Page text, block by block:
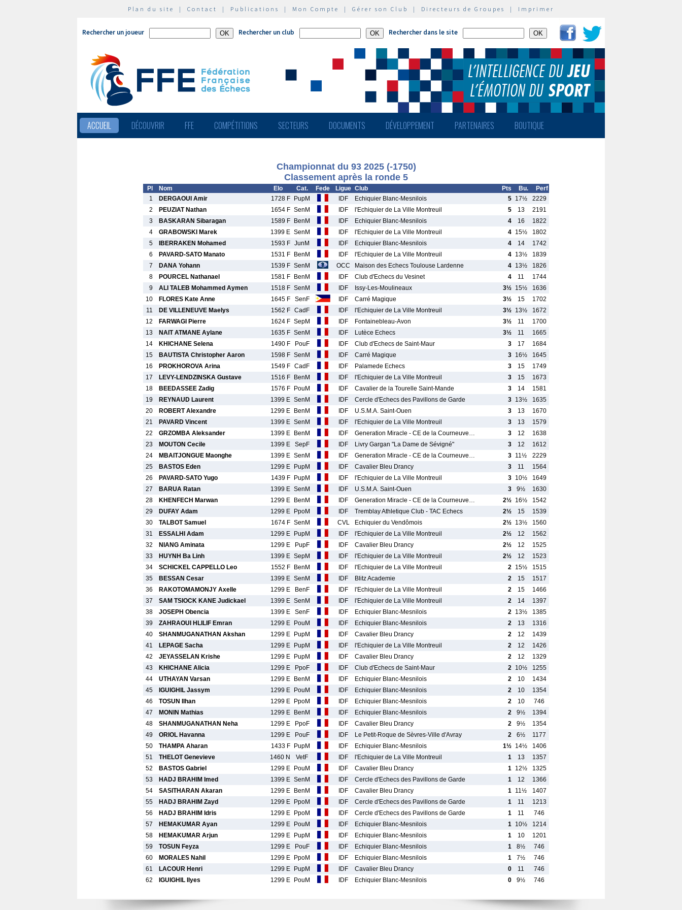
Plan du site | Contact | Publications | Mon Compte | Gérer son Club | Directeurs de Groupes | Imprimer
Rechercher un joueur Rechercher un club Rechercher dans le site
ACCUEIL DÉCOUVRIR FFE COMPÉTITIONS SECTEURS DOCUMENTS DÉVELOPPEMENT PARTENAIRES BOUTIQUE
Championnat du 93 2025 (-1750)
Classement après la ronde 5
Pl Nom Elo Cat. Fede Ligue Club Pts Bu.
Perf
1
DERGAOUI Amir 1728 F PupM IDF Echiquier Blanc-Mesnilois 5 17½
2229
2
PEUZIAT Nathan 1654 F SenM IDF l'Echiquier de La Ville Montreuil 5 13
2191
3
BASKARAN Sibaragan 1589 F BenM IDF Echiquier Blanc-Mesnilois 4 16
1822
4
GRABOWSKI Marek 1399 E SenM IDF l'Echiquier de La Ville Montreuil 4 15½
1802
5
IBERRAKEN Mohamed 1593 F JunM IDF Echiquier Blanc-Mesnilois 4 14
1742
6
PAVARD-SATO Manato 1531 F BenM IDF l'Echiquier de La Ville Montreuil 4 13½
1839
7
DANA Yohann 1539 F SenM OCC Maison des Echecs Toulouse Lardenne 4 13½
1826
8
POURCEL Nathanael 1581 F BenM IDF Club d'Echecs du Vesinet 4 11
1744
9
ALI TALEB Mohammed Aymen 1518 F SenM IDF Issy-Les-Moulineaux 3½ 15½
1636
10
FLORES Kate Anne 1645 F SenF IDF Carré Magique 3½ 15
1702
11
DE VILLENEUVE Maelys 1562 F CadF IDF l'Echiquier de La Ville Montreuil 3½ 13½
1672
12
FARWAGI Pierre 1624 F SepM IDF Fontainebleau-Avon 3½ 11
1700
13
NAIT ATMANE Aylane 1635 F SenM IDF Lutèce Echecs 3½ 11
1665
14
KHICHANE Selena 1490 F PouF IDF Club d'Echecs de Saint-Maur 3 17
1684
15
BAUTISTA Christopher Aaron 1598 F SenM IDF Carré Magique 3 16½
1645
16
PROKHOROVA Arina 1549 F CadF IDF Palamede Echecs 3 15
1749
17
LEVY-LENDZINSKA Gustave 1516 F BenM IDF l'Echiquier de La Ville Montreuil 3 15
1673
18
BEEDASSEE Zadig 1576 F PouM IDF Cavalier de la Tourelle Saint-Mande 3 14
1581
19
REYNAUD Laurent 1399 E SenM IDF Cercle d'Echecs des Pavillons de Garde 3 13½
1635
20
ROBERT Alexandre 1299 E BenM IDF U.S.M.A. Saint-Ouen 3 13
1670
21
PAVARD Vincent 1399 E SenM IDF l'Echiquier de La Ville Montreuil 3 13
1579
22
GRZOMBA Aleksander 1399 E BenM IDF Generation Miracle - CE de la Courneuve… 3 12
1638
23
MOUTON Cecile 1399 E SepF IDF Livry Gargan "La Dame de Sévigné" 3 12
1612
24
MBAITJONGUE Maonghe 1399 E SenM IDF Generation Miracle - CE de la Courneuve… 3 11½
2229
25
BASTOS Eden 1299 E PupM IDF Cavalier Bleu Drancy 3 11
1564
26
PAVARD-SATO Yugo 1439 F PupM IDF l'Echiquier de La Ville Montreuil 3 10½
1649
27
BARUA Ratan 1399 E SenM IDF U.S.M.A. Saint-Ouen 3 9½
1630
28
KHENFECH Marwan 1299 E BenM IDF Generation Miracle - CE de la Courneuve… 2½ 16½
1542
29
DUFAY Adam 1299 E PpoM IDF Tremblay Athletique Club - TAC Echecs 2½ 15
1539
30
TALBOT Samuel 1674 F SenM CVL Echiquier du Vendômois 2½ 13½
1560
31
ESSALHI Adam 1299 E PupM IDF l'Echiquier de La Ville Montreuil 2½ 12
1562
32
NIANG Aminata 1299 E PupF IDF Cavalier Bleu Drancy 2½ 12
1525
33
HUYNH Ba Linh 1399 E SepM IDF l'Echiquier de La Ville Montreuil 2½ 12
1523
34
SCHICKEL CAPPELLO Leo 1552 F BenM IDF l'Echiquier de La Ville Montreuil 2 15½
1515
35
BESSAN Cesar 1399 E SenM IDF Blitz Academie 2 15
1517
36
RAKOTOMAMONJY Axelle 1299 E BenF IDF l'Echiquier de La Ville Montreuil 2 15
1466
37
SAM TSIOCK KANE Judickael 1399 E SenM IDF l'Echiquier de La Ville Montreuil 2 14
1397
38
JOSEPH Obencia 1399 E SenF IDF Echiquier Blanc-Mesnilois 2 13½
1385
39
ZAHRAOUI HLILIF Emran 1299 E PouM IDF Echiquier Blanc-Mesnilois 2 13
1316
40
SHANMUGANATHAN Akshan 1299 E PupM IDF Cavalier Bleu Drancy 2 12
1439
41
LEPAGE Sacha 1299 E PupM IDF l'Echiquier de La Ville Montreuil 2 12
1426
42
JEYASSELAN Krishe 1299 E PupM IDF Cavalier Bleu Drancy 2 12
1329
43
KHICHANE Alicia 1299 E PpoF IDF Club d'Echecs de Saint-Maur 2 10½
1255
44
UTHAYAN Varsan 1299 E BenM IDF Echiquier Blanc-Mesnilois 2 10
1434
45
IGUIGHIL Jassym 1299 E PouM IDF Echiquier Blanc-Mesnilois 2 10
1354
46
TOSUN Ilhan 1299 E PpoM IDF Echiquier Blanc-Mesnilois 2 10
746
47
MONIN Mathias 1299 E BenM IDF Echiquier Blanc-Mesnilois 2 9½
1394
48
SHANMUGANATHAN Neha 1299 E PpoF IDF Cavalier Bleu Drancy 2 9½
1354
49
ORIOL Havanna 1299 E PouF IDF Le Petit-Roque de Sèvres-Ville d'Avray 2 6½
1177
50
THAMPA Aharan 1433 F PupM IDF Echiquier Blanc-Mesnilois 1½ 14½
1406
51
THELOT Genevieve 1460 N VetF IDF l'Echiquier de La Ville Montreuil 1 13
1357
52
BASTOS Gabriel 1299 E PouM IDF Cavalier Bleu Drancy 1 12½
1325
53
HADJ BRAHIM Imed 1399 E SenM IDF Cercle d'Echecs des Pavillons de Garde 1 12
1366
54
SASITHARAN Akaran 1299 E BenM IDF Cavalier Bleu Drancy 1 11½
1407
55
HADJ BRAHIM Zayd 1299 E PpoM IDF Cercle d'Echecs des Pavillons de Garde 1 11
1213
56
HADJ BRAHIM Idris 1299 E PpoM IDF Cercle d'Echecs des Pavillons de Garde 1 11
746
57
HEMAKUMAR Ayan 1299 E PouM IDF Echiquier Blanc-Mesnilois 1 10½
1214
58
HEMAKUMAR Arjun 1299 E PupM IDF Echiquier Blanc-Mesnilois 1 10
1201
59
TOSUN Feyza 1299 E PouF IDF Echiquier Blanc-Mesnilois 1 8½
746
60
MORALES Nahil 1299 E PpoM IDF Echiquier Blanc-Mesnilois 1 7½
746
61
LACOUR Henri 1299 E PupM IDF Cavalier Bleu Drancy 0 11
746
62
IGUIGHIL Ilyes 1299 E PouM IDF Echiquier Blanc-Mesnilois 0 9½ 746